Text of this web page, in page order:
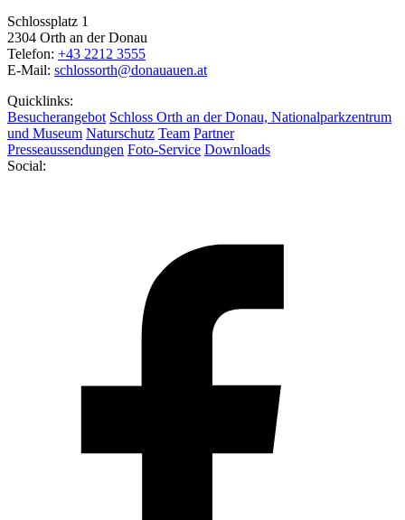
Schlossplatz 1
2304 Orth an der Donau
Telefon: +43 2212 3555
E-Mail: schlossorth@donauauen.at
Quicklinks:
Besucherangebot Schloss Orth an der Donau, Nationalparkzentrum
und Museum Naturschutz Team Partner
Presseaussendungen Foto-Service Downloads
Social: